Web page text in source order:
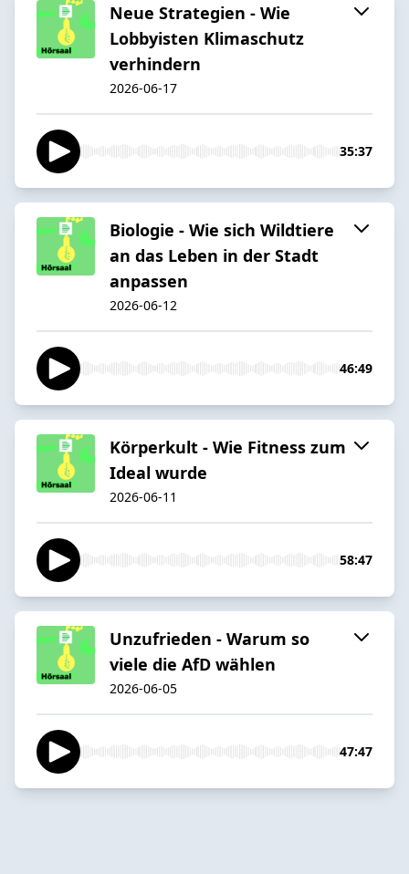
Neue Strategien - Wie
Lobbyisten Klimaschutz
verhindern
2026-06-17
35:37
Biologie - Wie sich Wildtiere
an das Leben in der Stadt
anpassen
2026-06-12
46:49
Körperkult - Wie Fitness zum
Ideal wurde
2026-06-11
58:47
Unzufrieden - Warum so
viele die AfD wählen
2026-06-05
47:47